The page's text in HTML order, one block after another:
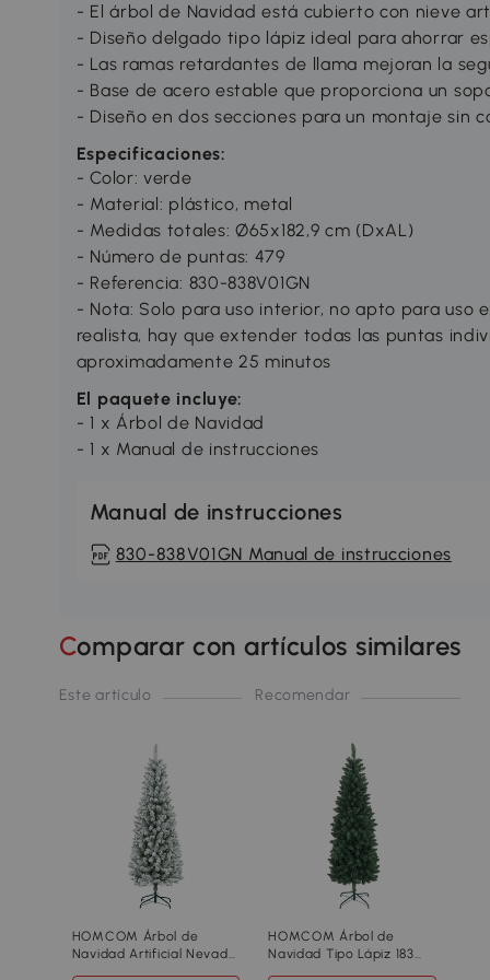
- El árbol de Navidad está cubierto con nieve
- Diseño delgado tipo lápiz ideal para ahorrar
- Las ramas retardantes de llama mejoran la
- Base de acero estable que proporciona un
- Diseño en dos secciones para un montaje sin
Especificaciones:
- Color: verde
- Material: plástico, metal
- Medidas totales: Ø65x182,9 cm (DxAL)
- Número de puntas: 479
- Referencia: 830-838V01GN
- Nota: Solo para uso interior, no apto para uso
realista, hay que extender todas las puntas
aproximadamente 25 minutos
El paquete incluye:
- 1 x Árbol de Navidad
- 1 x Manual de instrucciones
Manual de instrucciones
830-838V01GN Manual de instrucciones
Comparar con artículos similares
Este artículo
HOMCOM Árbol de
Navidad Artificial Nevado
Recomendar
HOMCOM Árbol de
Navidad Tipo Lápiz 183